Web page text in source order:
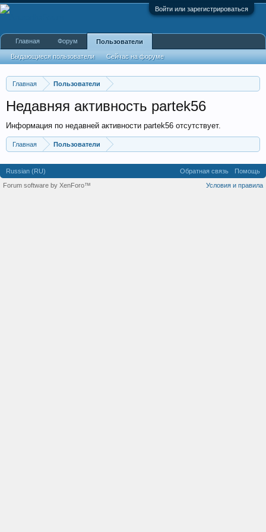
Войти или зарегистрироваться
Главная Пользователи
Недавняя активность partek56
Информация по недавней активности partek56 отсутствует.
Главная Пользователи
Главная Форум Пользователи
Выдающиеся пользователи Сейчас на форуме
Russian (RU) Обратная связь
Помощь
Условия и правила
Forum software by XenForo™